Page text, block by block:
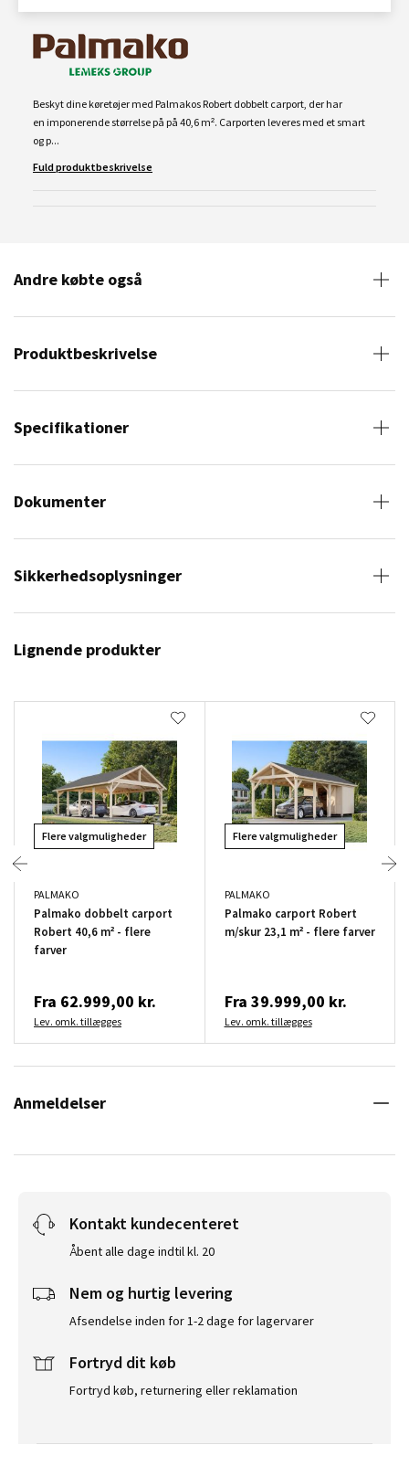
Beskyt dine køretøjer med Palmakos Robert dobbelt carport, der har
en imponerende størrelse på på 40,6 m². Carporten leveres med et smart
og p...
Fuld produktbeskrivelse
Andre købte også
Produktbeskrivelse
Specifikationer
Dokumenter
Sikkerhedsoplysninger
Lignende produkter
Flere valgmuligheder
PALMAKO
Palmako dobbelt carport
Robert 40,6 m² - flere
farver
Fra 62.999,00 kr.
Lev. omk. tillægges
Flere valgmuligheder
PALMAKO
Palmako carport Robert
m/skur 23,1 m² - flere farver
Fra 39.999,00 kr.
Lev. omk. tillægges
Anmeldelser
Kontakt kundecenteret
Åbent alle dage indtil kl. 20
Nem og hurtig levering
Afsendelse inden for 1-2 dage for lagervarer
Fortryd dit køb
Fortryd køb, returnering eller reklamation